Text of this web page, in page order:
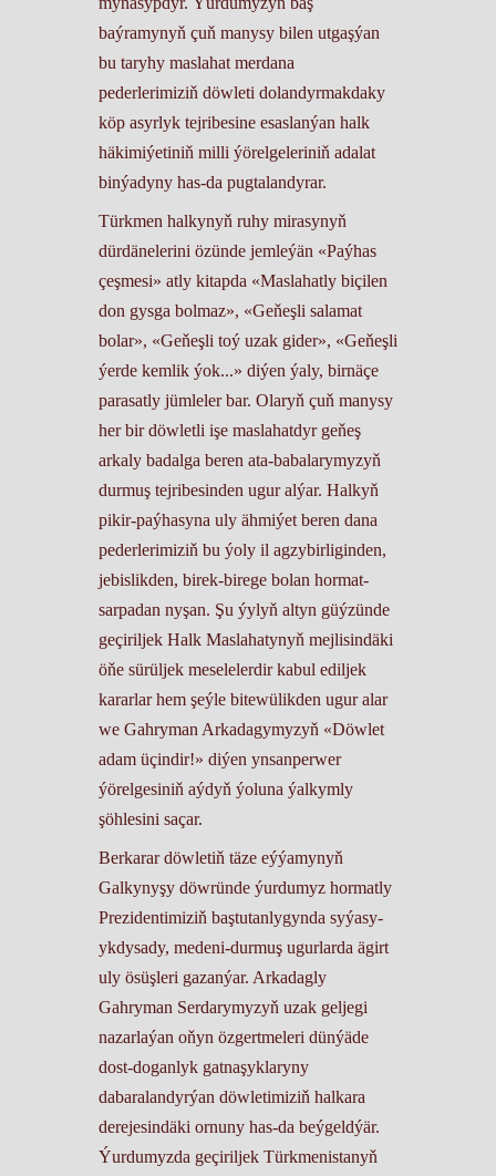
baýramynyň çuň manysy bilen utgaşýan
bu taryhy maslahat merdana
pederlerimiziň döwleti dolandyrmakdaky
köp asyrlyk tejribesine esaslanýan halk
häkimiýetiniň milli ýörelgeleriniň adalat
binýadyny has-da pugtalandyrar.
Türkmen halkynyň ruhy mirasynyň
dürdänelerini özünde jemleýän «Paýhas
çeşmesi» atly kitapda «Maslahatly biçilen
don gysga bolmaz», «Geňeşli salamat
bolar», «Geňeşli toý uzak gider», «Geňeşli
ýerde kemlik ýok...» diýen ýaly, birnäçe
parasatly jümleler bar. Olaryň çuň manysy
her bir döwletli işe maslahatdyr geňeş
arkaly badalga beren ata-babalarymyzyň
durmuş tejribesinden ugur alýar. Halkyň
pikir-paýhasyna uly ähmiýet beren dana
pederlerimiziň bu ýoly il agzybirliginden,
jebislikden, birek-birege bolan hormat-
sarpadan nyşan. Şu ýylyň altyn güýzünde
geçiriljek Halk Maslahatynyň mejlisindäki
öňe sürüljek meselelerdir kabul ediljek
kararlar hem şeýle bitewülikden ugur alar
we Gahryman Arkadagymyzyň «Döwlet
adam üçindir!» diýen ynsanperwer
ýörelgesiniň aýdyň ýoluna ýalkymly
şöhlesini saçar.
Berkarar döwletiň täze eýýamynyň
Galkynyşy döwründe ýurdumyz hormatly
Prezidentimiziň baştutanlygynda syýasy-
ykdysady, medeni-durmuş ugurlarda ägirt
uly ösüşleri gazanýar. Arkadagly
Gahryman Serdarymyzyň uzak geljegi
nazarlaýan oňyn özgertmeleri dünýäde
dost-doganlyk gatnaşyklaryny
dabaralandyrýan döwletimiziň halkara
derejesindäki ornuny has-da beýgeldýär.
Ýurdumyzda geçiriljek Türkmenistanyň